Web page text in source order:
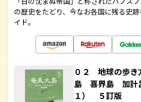
の歴史をたどり、今なお各国に残る史
イド。
０２ 地球の歩
島 喜界島 加計
１） ５訂版